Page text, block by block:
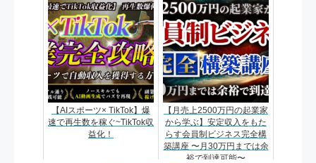
【AIスポーツ× TikTok】爆
速で再生数を稼ぐ~TikTok収
益化！
【月売上2500万円の起業家
から学ぶ】安定収入をもた
らす会員制ビジネス完全構
築講座 〜月30万円までは余
裕で到達可能〜